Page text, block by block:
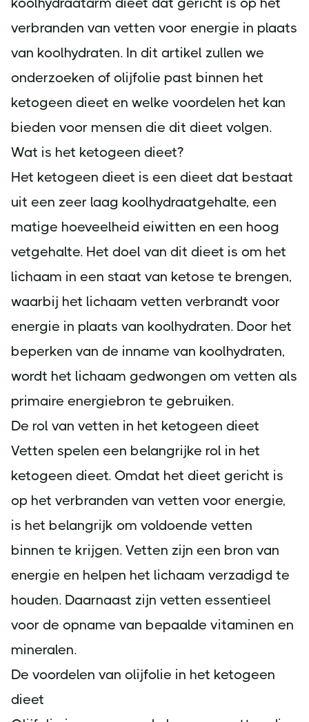
verbranden van vetten voor energie in plaats
van koolhydraten. In dit artikel zullen we
onderzoeken of olijfolie past binnen het
ketogeen dieet en welke voordelen het kan
bieden voor mensen die dit dieet volgen.
Wat is het ketogeen dieet?
Het ketogeen dieet is een dieet dat bestaat
uit een zeer laag koolhydraatgehalte, een
matige hoeveelheid eiwitten en een hoog
vetgehalte. Het doel van dit dieet is om het
lichaam in een staat van ketose te brengen,
waarbij het lichaam vetten verbrandt voor
energie in plaats van koolhydraten. Door het
beperken van de inname van koolhydraten,
wordt het lichaam gedwongen om vetten als
primaire energiebron te gebruiken.
De rol van vetten in het ketogeen dieet
Vetten spelen een belangrijke rol in het
ketogeen dieet. Omdat het dieet gericht is
op het verbranden van vetten voor energie,
is het belangrijk om voldoende vetten
binnen te krijgen. Vetten zijn een bron van
energie en helpen het lichaam verzadigd te
houden. Daarnaast zijn vetten essentieel
voor de opname van bepaalde vitaminen en
mineralen.
De voordelen van olijfolie in het ketogeen
dieet